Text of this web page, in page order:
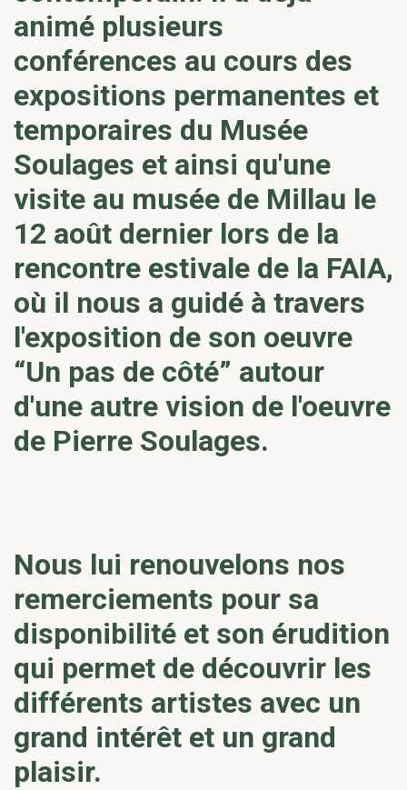
animé plusieurs
conférences au cours des
expositions permanentes et
temporaires du Musée
Soulages et ainsi qu'une
visite au musée de Millau le
12 août dernier lors de la
rencontre estivale de la FAIA,
où il nous a guidé à travers
l'exposition de son oeuvre
“Un pas de côté” autour
d'une autre vision de l'oeuvre
de Pierre Soulages.
Nous lui renouvelons nos
remerciements pour sa
disponibilité et son érudition
qui permet de découvrir les
différents artistes avec un
grand intérêt et un grand
plaisir.